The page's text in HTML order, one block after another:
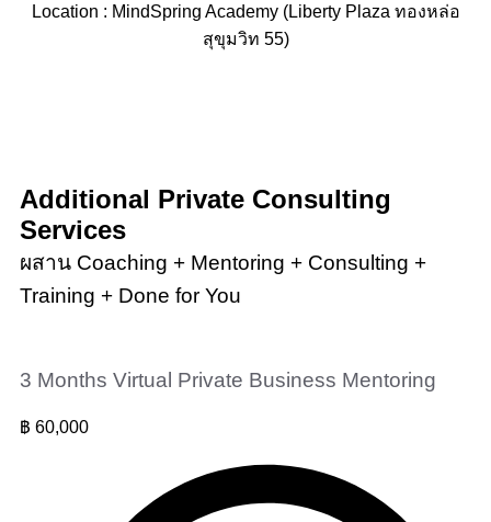
Location : MindSpring Academy (Liberty Plaza ทองหล่อ
สุขุมวิท 55)
Additional Private Consulting
Services
ผสาน Coaching + Mentoring + Consulting +
Training + Done for You
3 Months Virtual Private Business Mentoring
฿ 60,000